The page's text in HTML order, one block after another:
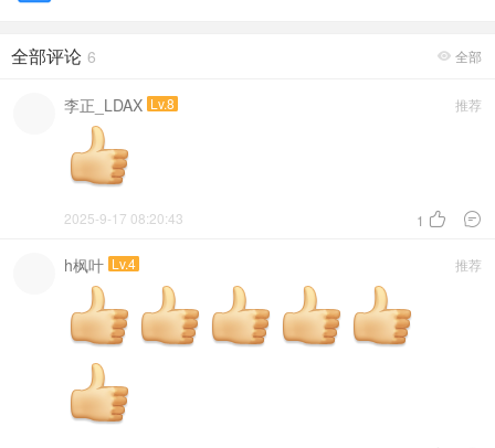
 全部
全部评论 6
推荐
李正_LDAX Lv.8
1  
2025-9-17 08:20:43
推荐
h枫叶 Lv.4